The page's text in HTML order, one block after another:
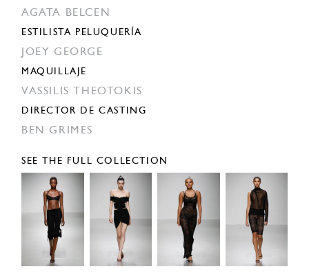
AGATA BELCEN
ESTILISTA PELUQUERÍA
JOEY GEORGE
MAQUILLAJE
VASSILIS THEOTOKIS
DIRECTOR DE CASTING
BEN GRIMES
SEE THE FULL COLLECTION